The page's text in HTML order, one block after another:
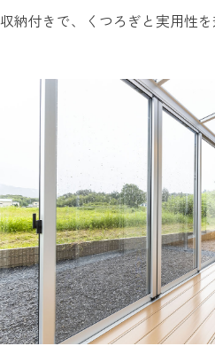
収納付きで、くつろぎと実用性を